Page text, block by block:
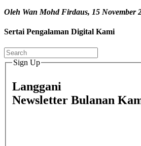
Oleh Wan Mohd Firdaus, 15 November
Sertai Pengalaman Digital Kami
Sign Up
Langgani
Newsletter Bulanan